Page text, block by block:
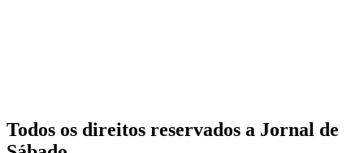
Todos os direitos reservados a Jornal de